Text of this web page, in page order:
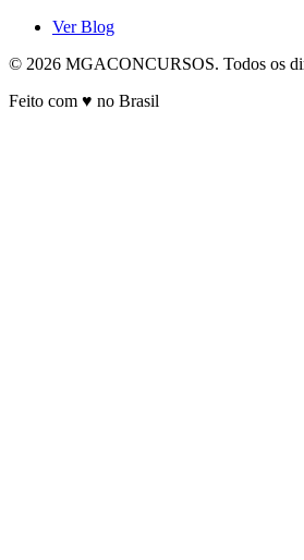
Ver Blog
© 2026 MGACONCURSOS. Todos os
Feito com ♥ no Brasil